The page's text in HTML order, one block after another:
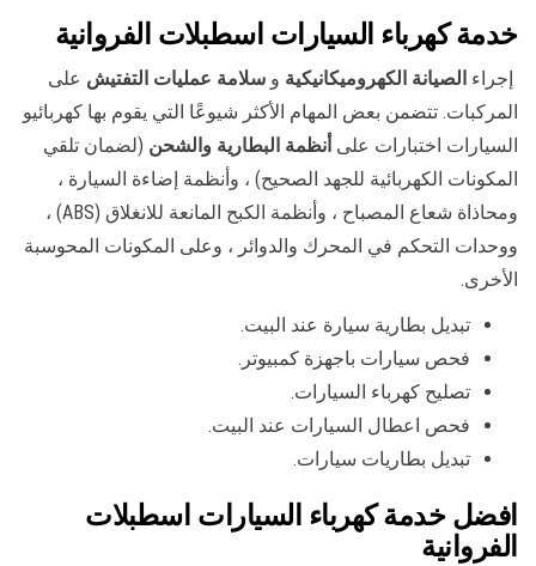
خدمة كهرباء السيارات اسطبلات الفروانية
إجراء الصيانة الكهروميكانيكية و سلامة عمليات التفتيش على
المركبات. تتضمن بعض المهام الأكثر شيوعًا التي يقوم بها كهربائيو
السيارات اختبارات على أنظمة البطارية والشحن (لضمان تلقي
المكونات الكهربائية للجهد الصحيح) ، وأنظمة إضاءة السيارة ،
ومحاذاة شعاع المصباح ، وأنظمة الكبح المانعة للانغلاق (ABS) ،
ووحدات التحكم في المحرك والدوائر ، وعلى المكونات المحوسبة
الأخرى.
تبديل بطارية سيارة عند البيت.
فحص سيارات باجهزة كمبيوتر.
تصليح كهرباء السيارات.
فحص اعطال السيارات عند البيت.
تبديل بطاريات سيارات.
افضل خدمة كهرباء السيارات اسطبلات
الفروانية